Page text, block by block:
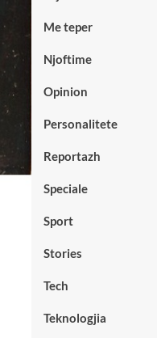
Me teper
Njoftime
Opinion
Personalitete
Reportazh
Speciale
Sport
Stories
Tech
Teknologjia